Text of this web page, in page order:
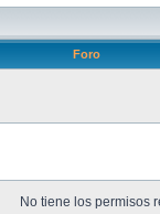
Foro
No tiene los permisos